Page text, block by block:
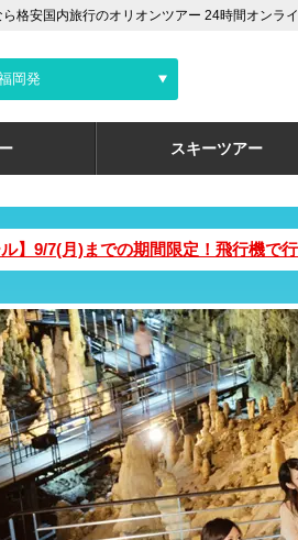
格安国内旅行のオリオンツアー 24時間オンラ
岡発
スキーツアー
ル】9/7(月)までの期間限定！飛行機で